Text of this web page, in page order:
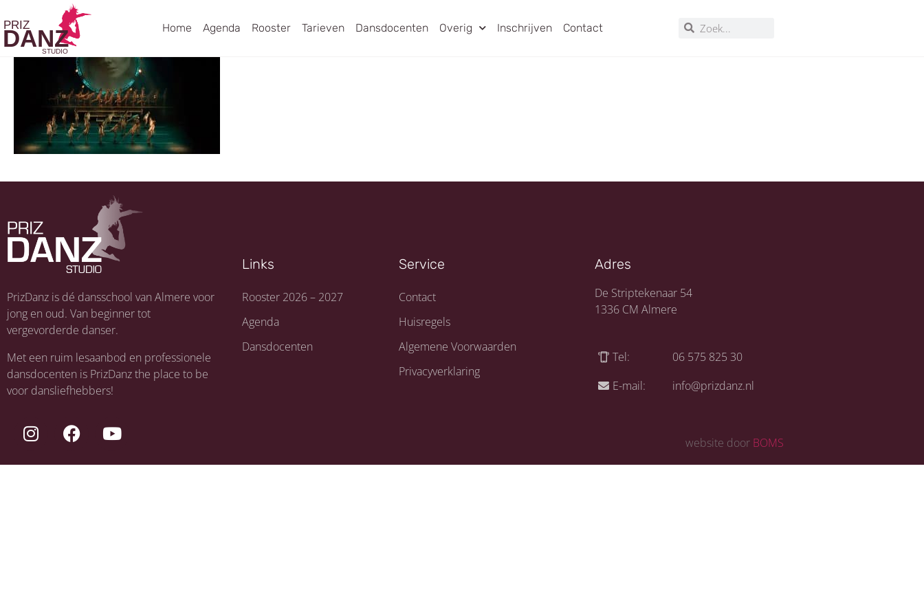
Home Agenda Rooster Tarieven Dansdocenten Overig Inschrijven Contact
PrizDanz is dé dansschool van Almere voor
jong en oud. Van beginner tot
vergevorderde danser.
Met een ruim lesaanbod en professionele
dansdocenten is PrizDanz the place to be
voor dansliefhebbers!
Links
Rooster 2026 – 2027
Agenda
Dansdocenten
Service
Contact
Huisregels
Algemene Voorwaarden
Privacyverklaring
Adres
De Striptekenaar 54
1336 CM Almere
Tel:
06 575 825 30
E-mail:
info@prizdanz.nl
website door BOMS